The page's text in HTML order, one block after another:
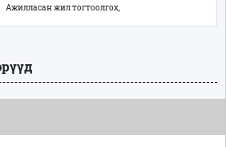
Ажилласан жил тогтоолгох,